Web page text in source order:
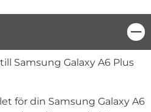
Samsung Galaxy A6 Plus
för din Samsung Galaxy A6